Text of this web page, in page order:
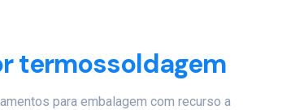
termossoldagem
para embalagem com recurso a